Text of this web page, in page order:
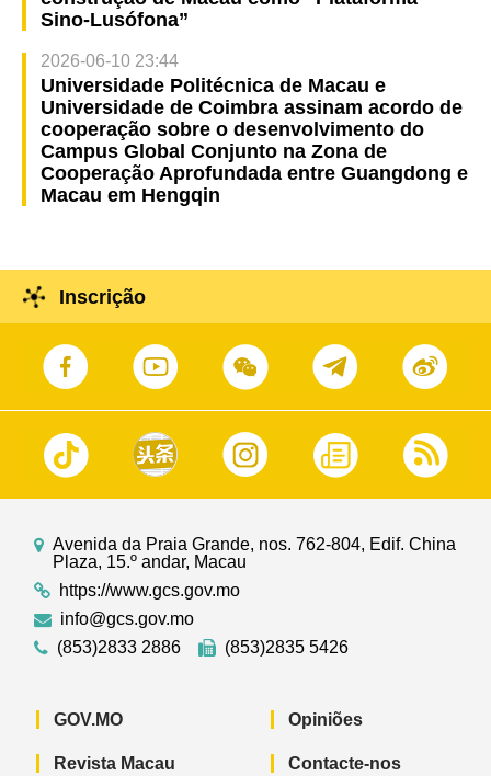
Sino-Lusófona”
2026-06-10 23:44
Universidade Politécnica de Macau e
Universidade de Coimbra assinam acordo de
cooperação sobre o desenvolvimento do
Campus Global Conjunto na Zona de
Cooperação Aprofundada entre Guangdong e
Macau em Hengqin
Inscrição
Avenida da Praia Grande, nos. 762-804, Edif. China
Plaza, 15.º andar, Macau
https://www.gcs.gov.mo
info@gcs.gov.mo
(853)2833 2886
(853)2835 5426
GOV.MO
Revista Macau
Opiniões
Contacte-nos